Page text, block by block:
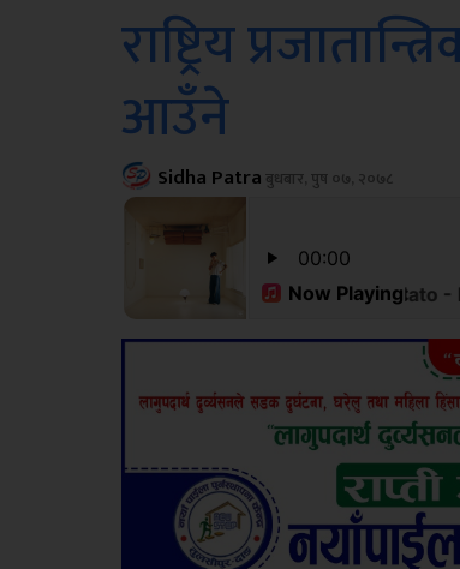
राष्ट्रिय
आउँने
Sidha Patraबुधबार, पुष ०७, २०७८